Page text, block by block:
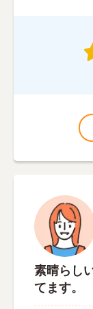
素晴らし
てます。